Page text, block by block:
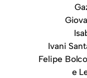
Ivani
Felipe
e